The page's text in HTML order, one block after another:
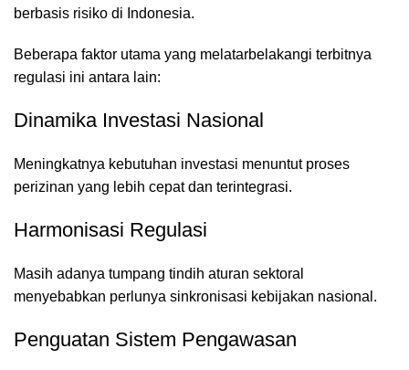
berbasis risiko di Indonesia.
Beberapa faktor utama yang melatarbelakangi terbitnya
regulasi ini antara lain:
Dinamika Investasi Nasional
Meningkatnya kebutuhan investasi menuntut proses
perizinan yang lebih cepat dan terintegrasi.
Harmonisasi Regulasi
Masih adanya tumpang tindih aturan sektoral
menyebabkan perlunya sinkronisasi kebijakan nasional.
Penguatan Sistem Pengawasan